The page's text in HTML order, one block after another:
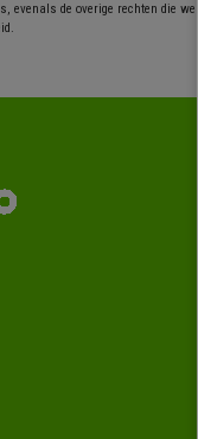
evenals de overige rechten die we